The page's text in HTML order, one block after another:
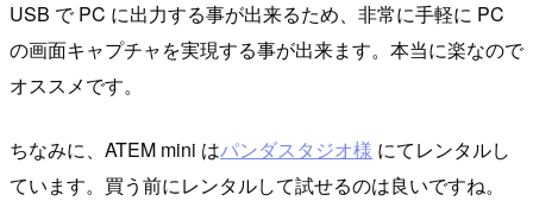
USB で PC に出力する事が出来るため、非常に手軽に PC
の画面キャプチャを実現する事が出来ます。本当に楽なので
オススメです。
ちなみに、ATEM mini はパンダスタジオ様 にてレンタルし
ています。買う前にレンタルして試せるのは良いですね。